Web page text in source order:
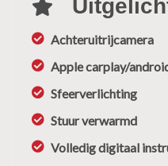
Achteruitrijcamera
Apple carplay/
Sfeerverlichting
Stuur verwarmd
Volledig digitaal